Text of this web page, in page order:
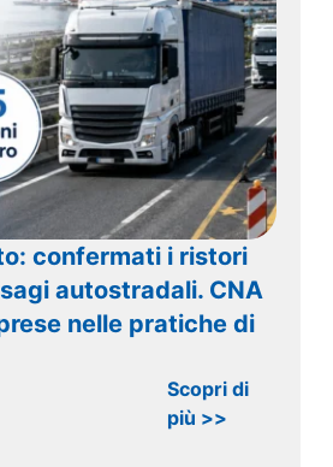
confermati i ristori
autostradali. CNA
nelle pratiche di
Scopri di
più >>